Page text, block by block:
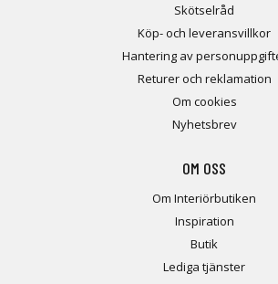
Skötselråd
Köp- och leveransvillkor
Hantering av
Returer och reklamation
Om cookies
Nyhetsbrev
OM OSS
Om Interiörbutiken
Inspiration
Butik
Lediga tjänster